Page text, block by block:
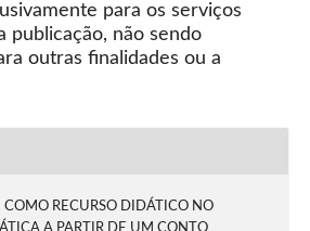
para os serviços
publicação, não sendo
outras finalidades ou a
RECURSO DIDÁTICO NO